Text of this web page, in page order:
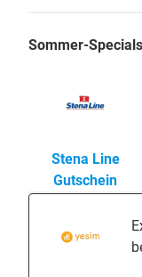
Sommer-
Stena Line
Gutschein